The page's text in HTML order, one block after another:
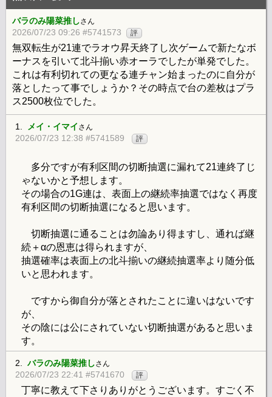
バラのみ陽菜推しさん
2026/07/23 09:26 #5741573 評
無双転生が21連でラオウ昇天終了し次ゲームで新たなボ
ーナスを引いて北斗揃い赤オーラでしたが単発でした。
これは有利切れての更なる連チャン始まったのに自分が
落としたって事でしょうか？その時点で台の差枚はプラ
ス2500枚位でした。
1. メイ・イマイ さん
2026/07/23 12:38 #5741589 評
多分ですが有利区間の切断抽選に漏れて21連終了じ
ゃないかと予想します。
その場合の1G連は、表面上の継続率抽選ではなく再度
有利区間の切断抽選になると思います。
切断抽選に通ることは勿論あり得ますし、通れば継
続＋αの恩恵は得られますが、
抽選確率は表面上の北斗揃いの継続抽選率より随分低
いと思われます。
ですから御自分が落とされたことに違いはないです
が、
その陰には公にされていない切断抽選があると思いま
す。
2. バラのみ陽菜推しさん
2026/07/23 22:41 #5741670 評
丁寧に教えて下さりありがとうございます。すごく不